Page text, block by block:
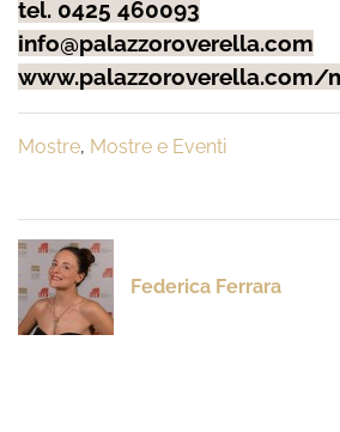
tel. 0425 460093
info@palazzoroverella.com
www.palazzoroverella.com/
Mostre, Mostre e Eventi
Federica Ferrara